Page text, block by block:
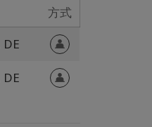
方式
DE
DE